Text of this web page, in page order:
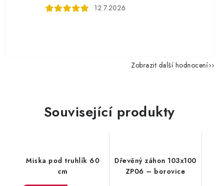
12.7.2026
Zobrazit další hodnocení
Související produkty
Miska pod truhlík 60
cm
Dřevěný záhon 103x100
ZP06 – borovice